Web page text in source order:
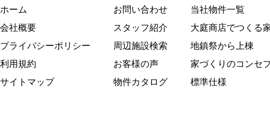
ホーム
会社概要
プライバシーポリシー
利用規約
サイトマップ
お問い合わせ
スタッフ紹介
周辺施設検索
お客様の声
物件カタログ
当社物件一覧
大庭商店でつくる
地鎮祭から上棟
家づくりのコンセ
標準仕様